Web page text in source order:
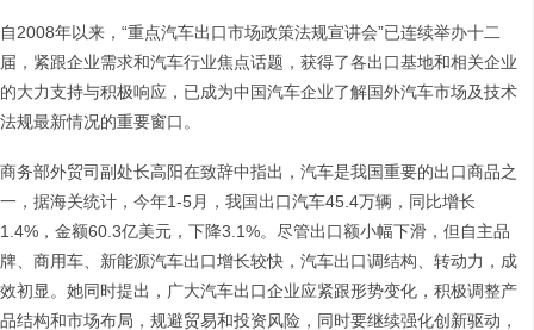
自2008年以来，“重点汽车出口市场政策法规宣讲会”已连续举办十二
届，紧跟企业需求和汽车行业焦点话题，获得了各出口基地和相关企业
的大力支持与积极响应，已成为中国汽车企业了解国外汽车市场及技术
法规最新情况的重要窗口。
商务部外贸司副处长高阳在致辞中指出，汽车是我国重要的出口商品之
一，据海关统计，今年1-5月，我国出口汽车45.4万辆，同比增长
1.4%，金额60.3亿美元，下降3.1%。尽管出口额小幅下滑，但自主品
牌、商用车、新能源汽车出口增长较快，汽车出口调结构、转动力，成
效初显。她同时提出，广大汽车出口企业应紧跟形势变化，积极调整产
品结构和市场布局，规避贸易和投资风险，同时要继续强化创新驱动，